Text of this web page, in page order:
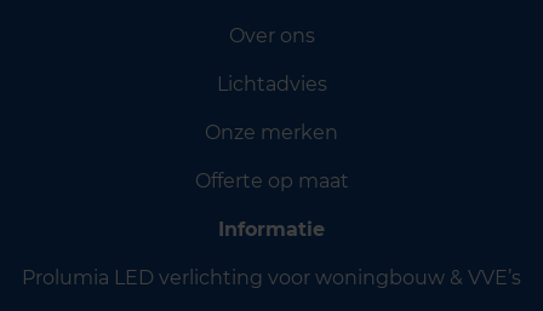
Over ons
Lichtadvies
Onze merken
Offerte op maat
Informatie
Prolumia LED verlichting voor woningbouw & VVE’s